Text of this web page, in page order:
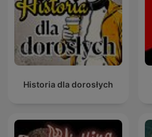
Historia dla dorosłych